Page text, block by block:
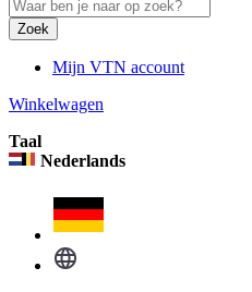
Zoek
Mijn VTN account
Winkelwagen
Taal
Nederlands